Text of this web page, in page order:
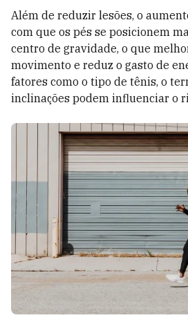
Além de reduzir lesões, o
com que os pés se posicionem
centro de gravidade, o que
movimento e reduz o gasto de
fatores como o tipo de tênis, o
inclinações podem influenciar o